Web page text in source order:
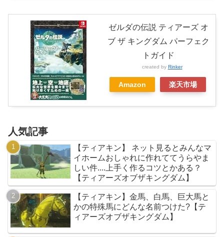
ゼルダの伝説 ティアーズ オ
ブ ザ キングダム パーフェク
トガイド
created by Rinker
Amazon 楽天市場
人気記事
【ティアキン】 ネット見るとみんなマ
イホームおしゃれに作れててうらやま
しい件....上手く作るコツとかある？
【ティアーズオブザキングダム】
【ティアキン】金馬、白馬、巨大馬と
かの特殊馬にどんな名前つけた?【テ
ィアーズオブザキングダム】